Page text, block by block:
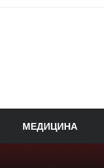
МЕДИЦИНА